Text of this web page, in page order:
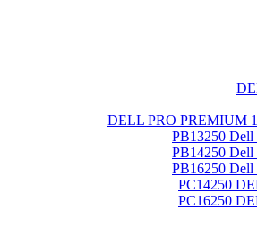
DELL PRO PREMIUM
PB13250 Dell
PB14250 Dell
PB16250 Dell
PC14250
PC16250